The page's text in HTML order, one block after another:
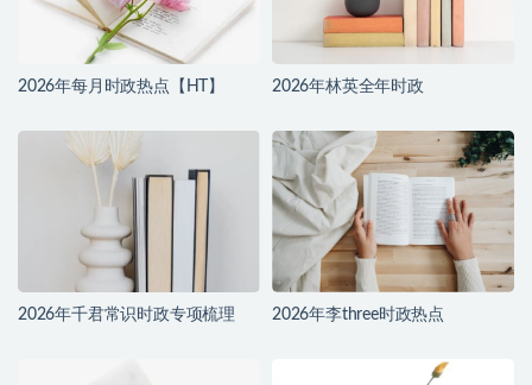
2026年每月时政热点【HT】 2026年林英全年时政
2026年千君常识时政专项梳理 2026年李three时政热点